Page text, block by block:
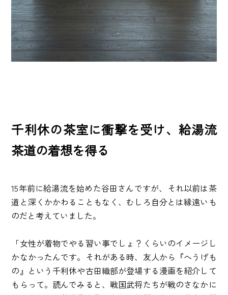
千利休の茶室に衝撃を受け、給湯流
茶道の着想を得る
15年前に給湯流を始めた谷田さんですが、それ以前は茶
道と深くかかわることもなく、むしろ自分とは縁遠いも
のだと考えていました。
「女性が着物でやる習い事でしょ？くらいのイメージし
かなかったんです。それがある時、友人から『へうげも
の』という千利休や古田織部が登場する漫画を紹介して
もらって。読んでみると、戦国武将たちが戦のさなかに